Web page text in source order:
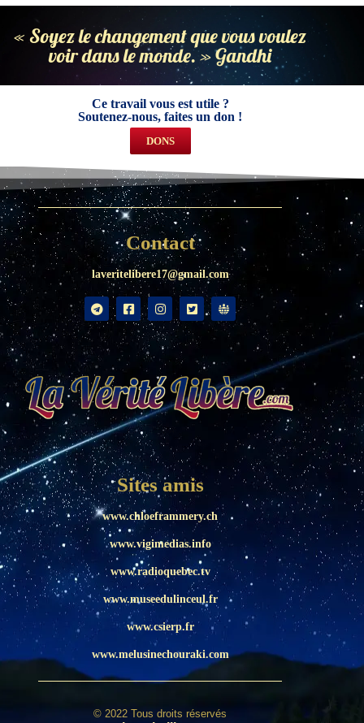
« Soyez le changement que vous voulez
voir dans le monde. » Gandhi
Ce travail vous est utile ?
Soutenez-nous, faites un don !
DONS
Contact
laveritelibere17@gmail.com
Sites amis
www.chloeframmery.ch
www.vigimedias.info
www.radioquebec.tv
www.museedulinceul.fr
www.csierp.fr
www.melusinechouraki.com
© 2022 Tous droits réservés